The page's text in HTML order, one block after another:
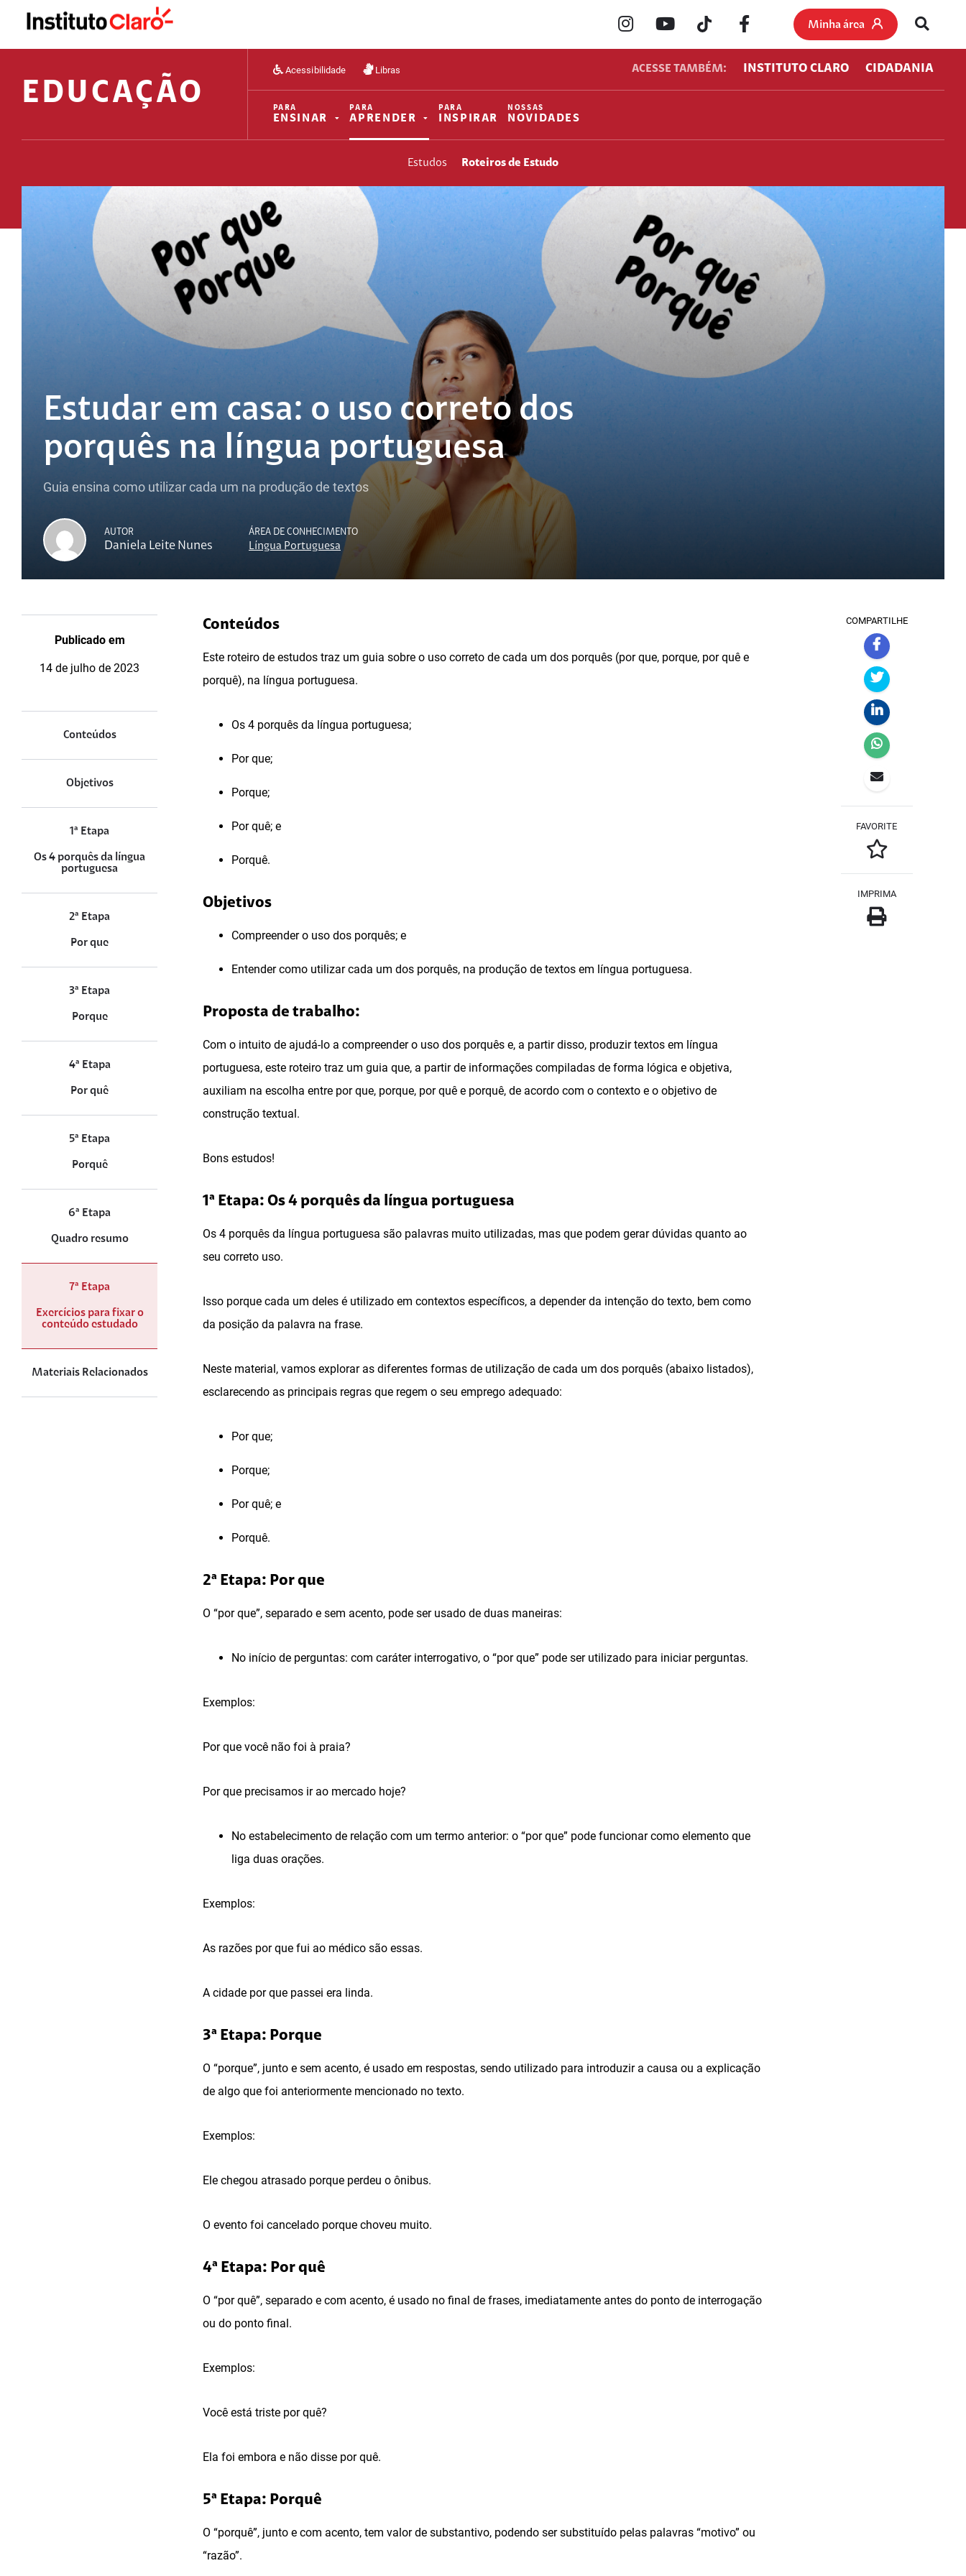
Minha área
EDUCAÇÃO
Acessibilidade Libras ACESSE TAMBÉM: INSTITUTO CLARO CIDADANIA
PARA
ENSINAR
PARA
APRENDER
PARA
INSPIRAR
NOSSAS
NOVIDADES
Estudos Roteiros de Estudo
Estudar em casa: o uso correto dos
porquês na língua portuguesa
Guia ensina como utilizar cada um na produção de textos
AUTOR
Daniela Leite Nunes
ÁREA DE CONHECIMENTO
Língua Portuguesa
Publicado em
14 de julho de 2023
Conteúdos
Objetivos
1ª Etapa
Os 4 porquês da língua
portuguesa
2ª Etapa
Por que
3ª Etapa
Porque
4ª Etapa
Por quê
5ª Etapa
Porquê
6ª Etapa
Quadro resumo
7ª Etapa
Exercícios para fixar o
conteúdo estudado
Materiais Relacionados
Conteúdos
Este roteiro de estudos traz um guia sobre o uso correto de cada um dos porquês (por que, porque, por quê e
porquê), na língua portuguesa.
Os 4 porquês da língua portuguesa;
Por que;
Porque;
Por quê; e
Porquê.
Objetivos
Compreender o uso dos porquês; e
Entender como utilizar cada um dos porquês, na produção de textos em língua portuguesa.
Proposta de trabalho:
Com o intuito de ajudá-lo a compreender o uso dos porquês e, a partir disso, produzir textos em língua
portuguesa, este roteiro traz um guia que, a partir de informações compiladas de forma lógica e objetiva,
auxiliam na escolha entre por que, porque, por quê e porquê, de acordo com o contexto e o objetivo de
construção textual.
Bons estudos!
1ª Etapa: Os 4 porquês da língua portuguesa
Os 4 porquês da língua portuguesa são palavras muito utilizadas, mas que podem gerar dúvidas quanto ao
seu correto uso.
Isso porque cada um deles é utilizado em contextos específicos, a depender da intenção do texto, bem como
da posição da palavra na frase.
Neste material, vamos explorar as diferentes formas de utilização de cada um dos porquês (abaixo listados),
esclarecendo as principais regras que regem o seu emprego adequado:
Por que;
Porque;
Por quê; e
Porquê.
2ª Etapa: Por que
O “por que”, separado e sem acento, pode ser usado de duas maneiras:
No início de perguntas: com caráter interrogativo, o “por que” pode ser utilizado para iniciar perguntas.
Exemplos:
Por que você não foi à praia?
Por que precisamos ir ao mercado hoje?
No estabelecimento de relação com um termo anterior: o “por que” pode funcionar como elemento que
liga duas orações.
Exemplos:
As razões por que fui ao médico são essas.
A cidade por que passei era linda.
3ª Etapa: Porque
O “porque”, junto e sem acento, é usado em respostas, sendo utilizado para introduzir a causa ou a explicação
de algo que foi anteriormente mencionado no texto.
Exemplos:
Ele chegou atrasado porque perdeu o ônibus.
O evento foi cancelado porque choveu muito.
4ª Etapa: Por quê
O “por quê”, separado e com acento, é usado no final de frases, imediatamente antes do ponto de interrogação
ou do ponto final.
Exemplos:
Você está triste por quê?
Ela foi embora e não disse por quê.
5ª Etapa: Porquê
O “porquê”, junto e com acento, tem valor de substantivo, podendo ser substituído pelas palavras “motivo” ou
“razão”.
COMPARTILHE
FAVORITE
IMPRIMA